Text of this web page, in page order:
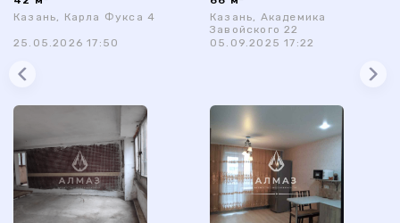
Казань, Карла Фукса 4
25.05.2026 17:50
Казань, Академика
Завойского 22
05.09.2025 17:22